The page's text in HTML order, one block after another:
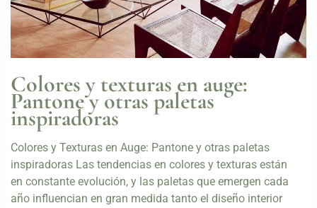
Colores y texturas en auge:
Pantone y otras paletas
inspiradoras
Colores y Texturas en Auge: Pantone y otras paletas
inspiradoras Las tendencias en colores y texturas están
en constante evolución, y las paletas que emergen cada
año influencian en gran medida tanto el diseño interior